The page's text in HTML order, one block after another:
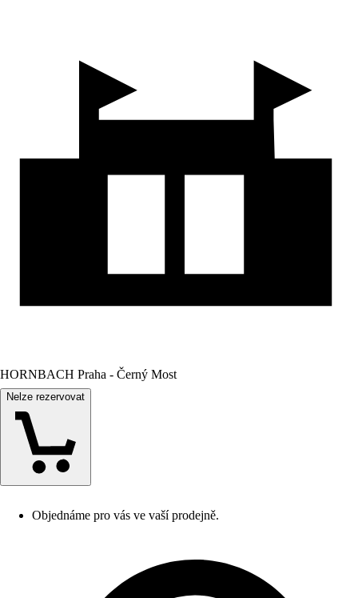
HORNBACH Praha - Černý Most
Nelze rezervovat
Objednáme pro vás ve vaší prodejně.